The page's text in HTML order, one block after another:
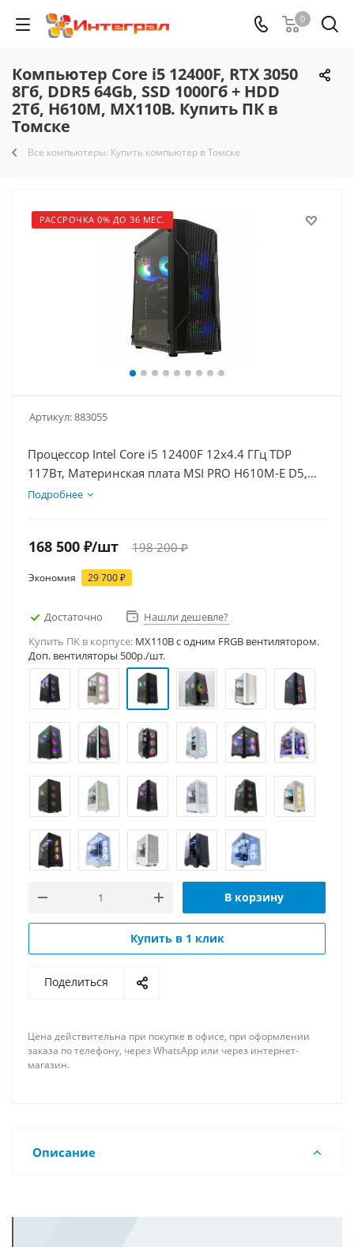
0
Компьютер Core i5 12400F, RTX 3050
8Гб, DDR5 64Gb, SSD 1000Гб + HDD
2Тб, H610M, MX110B. Купить ПК в
Томске
Все компьютеры. Купить компьютер в Томске
РАССРОЧКА 0% ДО 36 МЕС.
Артикул:883055
Процессор Intel Core i5 12400F 12x4.4 ГГц TDP
117Вт, Материнская плата MSI PRO H610M-E D5,
Видеокарта RTX 3050 8Гб, Память DDR5 64Gb,
Подробнее
168 500 ₽/шт 198 200₽
Экономия 29 700₽
Достаточно
Нашли дешевле?
Купить ПК в корпусе: MX110B c одним FRGB вентилятором.
Доп. вентиляторы 500р./шт.
В корзину
Купить в 1 клик
Поделиться
Цена действительна при покупке в офисе, при оформлении
заказа по телефону, через WhatsApp или через интернет-
магазин.
Описание